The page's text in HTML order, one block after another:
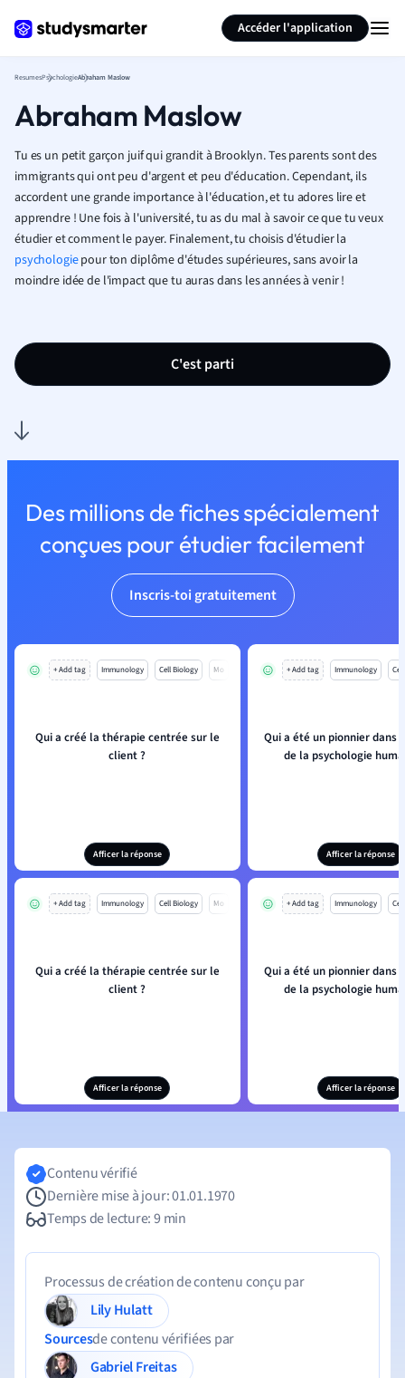
Accéder l'application
ResumesPsychologieAbraham Maslow
Abraham Maslow
Tu es un petit garçon juif qui grandit à Brooklyn. Tes parents sont des
immigrants qui ont peu d'argent et peu d'éducation. Cependant, ils
accordent une grande importance à l'éducation, et tu adores lire et
apprendre ! Une fois à l'université, tu as du mal à savoir ce que tu veux
étudier et comment le payer. Finalement, tu choisis d'étudier la
psychologiepour ton diplôme d'études supérieures, sans avoir la
moindre idée de l'impact que tu auras dans les années à venir !
C'est parti
Des millions de fiches spécialement
conçues pour étudier facilement
Inscris-toi gratuitement
+ Add tag Immunology Cell Biology Mo
Qui a créé la thérapie centrée sur le
client ?
Afficer la réponse
+ Add tag Immunology
Qui a été un pionnier dans
de la psychologie
Afficer la réponse
+ Add tag Immunology Cell Biology Mo
Qui a créé la thérapie centrée sur le
client ?
Afficer la réponse
+ Add tag Immunology
Qui a été un pionnier dans
de la psychologie
Afficer la réponse
Résumer la page
Contenu vérifié
Dernière mise à jour: 01.01.1970
Temps de lecture: 9 min
Processus de création de contenu conçu par
Lily Hulatt
Sourcesde contenu vérifiées par
Gabriel Freitas